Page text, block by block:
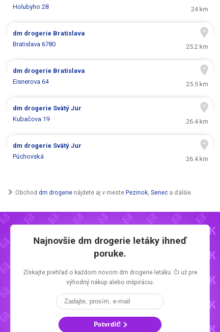
Holubyho 28
24 km
dm drogerie Bratislava
Bratislava 6780
25.2 km
dm drogerie Bratislava
Eisnerova 64
25.5 km
dm drogerie Svätý Jur
Kubačova 19
26.4 km
dm drogerie Svätý Jur
Púchovská
26.4 km
Obchod dm drogerie nájdete aj v meste Pezinok Senec a ďalšie.
Najnovšie dm drogerie letáky ihneď
poruke.
Získajte prehľad o každom novom dm drogerie letáku. Či už pre
výhodný nákup alebo inšpiráciu.
Potvrdiť!